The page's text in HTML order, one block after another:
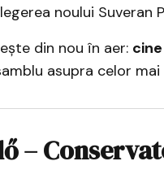
noului Suveran
din nou în aer:
asupra celor
–